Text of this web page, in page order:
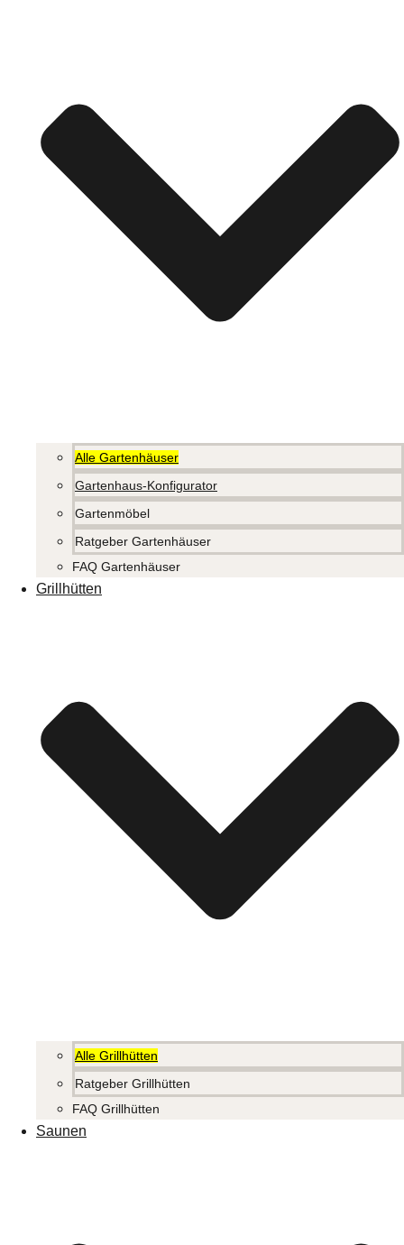
Alle Gartenhäuser
Gartenhaus-Konfigurator
Gartenmöbel
Ratgeber Gartenhäuser
FAQ Gartenhäuser
Grillhütten
Alle Grillhütten
Ratgeber Grillhütten
FAQ Grillhütten
Saunen